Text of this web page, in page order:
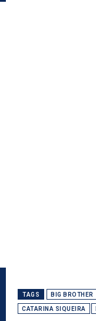
TAGS BIG BROTHER
CATARINA SIQUEIRA